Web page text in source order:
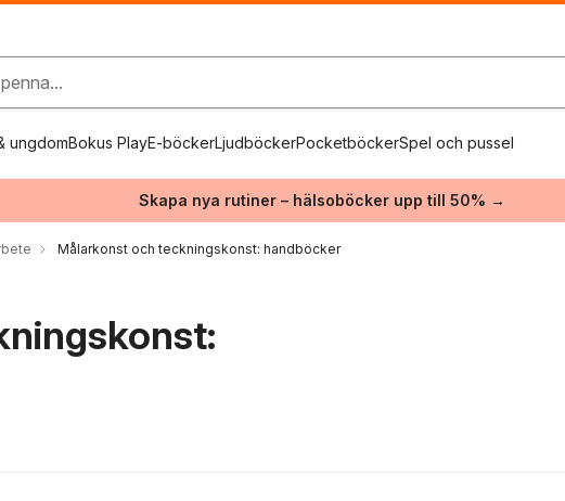
ungdomBokus PlayE-böckerLjudböckerPocketböckerSpel och pussel
Skapa nya rutiner – hälsoböcker upp till 50% →
Målarkonst och teckningskonst: handböcker